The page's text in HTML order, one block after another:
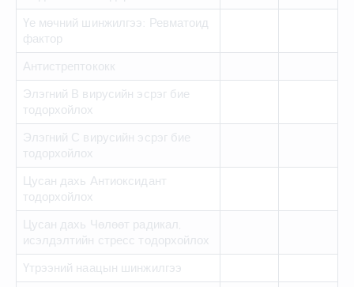
Үе мөчний шинжилгээ: Ревматоид
фактор
Антистрептококк
Элэгний В вирусийн эсрэг бие
тодорхойлох
Элэгний С вирусийн эсрэг бие
тодорхойлох
Цусан дахь Антиоксидант
тодорхойлох
Цусан дахь Чөлөөт радикал,
исэлдэлтийн стресс тодорхойлох
Үтрээний наацын шинжилгээ